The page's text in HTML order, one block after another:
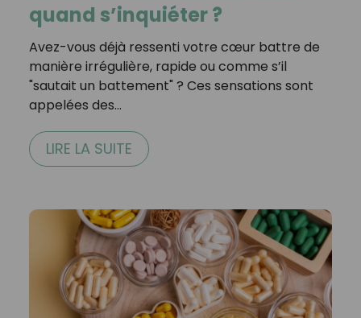
quand s’inquiéter ?
Avez-vous déjà ressenti votre cœur battre de
manière irrégulière, rapide ou comme s’il
"sautait un battement" ? Ces sensations sont
appelées des…
LIRE LA SUITE